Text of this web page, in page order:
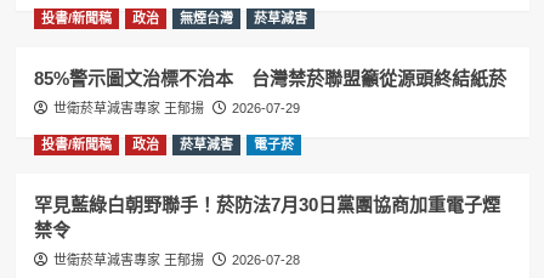
投書/新聞稿 政治 無煙台灣 菸草減害
85%警示圖文治標不治本 台灣禁菸聯盟籲從源頭終結紙菸
世衛菸草減害專家 王郁揚 2026-07-29
投書/新聞稿 政治 菸草減害 電子菸
罕見藍綠白朝野聯手！菸防法7月30日黨團協商加重電子煙
禁令
世衛菸草減害專家 王郁揚 2026-07-28